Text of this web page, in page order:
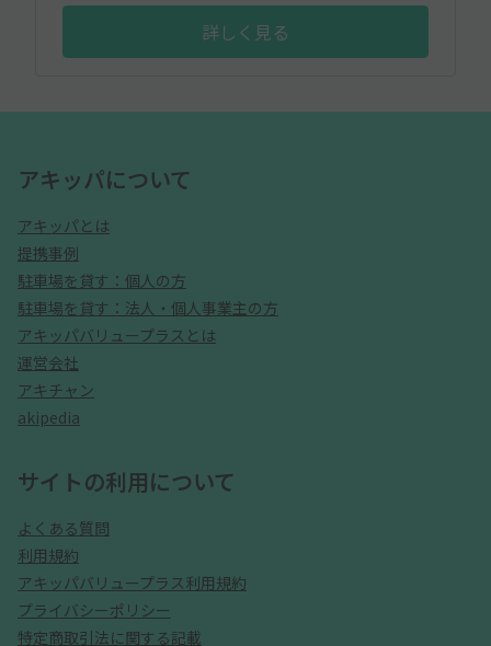
詳しく見る
アキッパについて
アキッパとは
提携事例
駐車場を貸す：個人の方
駐車場を貸す：法人・個人事業主の方
アキッパバリュープラスとは
運営会社
アキチャン
akipedia
サイトの利用について
よくある質問
利用規約
アキッパバリュープラス利用規約
プライバシーポリシー
特定商取引法に関する記載